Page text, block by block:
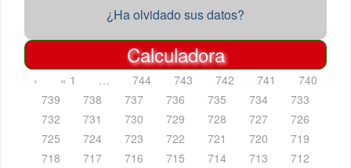
¿Ha olvidado sus datos?
Calculadora
‹ « 1 … 744 743 742 741
740
739
738 737 736 735 734
733
732
731 730 729 728 727
726
725
724 723 722 721 720
719
718
717 716 715 714 713
712